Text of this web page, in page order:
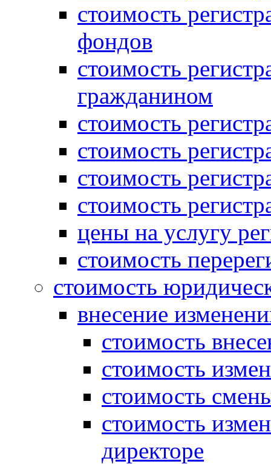
стоимость
фондов
стоимость
гражданином
стоимость
стоимость
стоимость
стоимость
цены на услугу
стоимость
стоимость
внесение
стоимость
стоимость
стоимость
стоимость
директоре